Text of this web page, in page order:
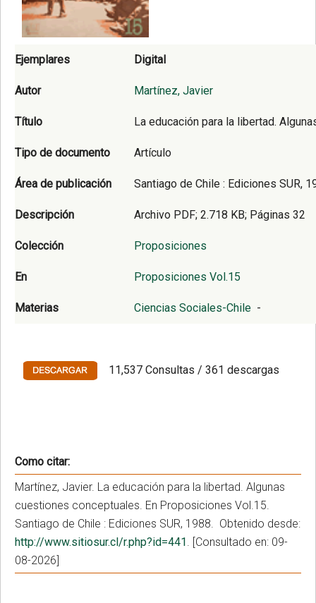
Ejemplares Digital
Autor Martínez, Javier
Título La educación para la libertad.
Tipo de documento Artículo
Área de publicación Santiago de Chile : Ediciones SUR,
Descripción Archivo PDF; 2.718 KB; Páginas 32
Colección Proposiciones
En Proposiciones Vol.15
Materias Ciencias Sociales-Chile -
11,537 Consultas / 361 descargas
Como citar:
Martínez, Javier. La educación para la libertad. Algunas
cuestiones conceptuales. En Proposiciones Vol.15.
Santiago de Chile : Ediciones SUR, 1988. Obtenido desde:
http://www.sitiosur.cl/r.php?id=441
. [Consultado en: 09-
08-2026]